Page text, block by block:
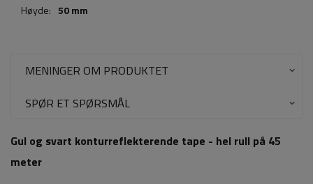
Høyde: 50 mm
MENINGER OM PRODUKTET
SPØR ET SPØRSMÅL
Gul og svart konturreflekterende tape - hel rull på 45
meter